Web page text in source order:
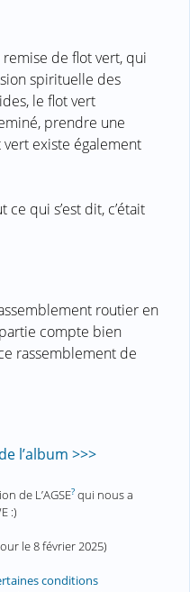
remise de flot vert, qui
spirituelle des
le flot vert
prendre une
existe également
qui s’est dit, c’était
routier en
compte bien
rassemblement de
l’album >>>
de L’AGSE?qui nous a
:)
le8 février 2025)
conditions